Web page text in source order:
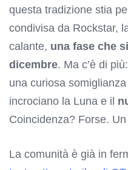
questa tradizione stia
condivisa da Rockstar,
calante, una fase che
dicembre. Ma c’è di
una curiosa
incrociano la Luna e il
Coincidenza? Forse.
La comunità è già in